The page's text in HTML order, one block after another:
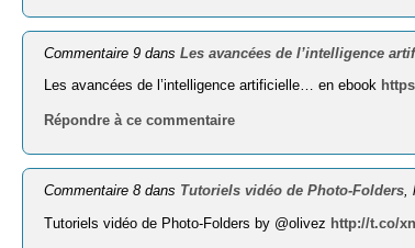
Commentaire 9 dansLes avancées de l’intelligence
Les avancées de l’intelligence artificielle… en ebook
Répondre à ce commentaire
Commentaire 8 dans Tutoriels vidéo de Photo-Folders
Tutoriels vidéo de Photo-Folders by @olivez http://t.co/